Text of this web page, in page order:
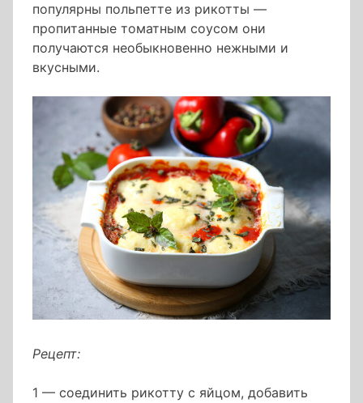
популярны польпетте из рикотты —
пропитанные томатным соусом они
получаются необыкновенно нежными и
вкусными.
Рецепт:
1 — соединить рикотту с яйцом, добавить